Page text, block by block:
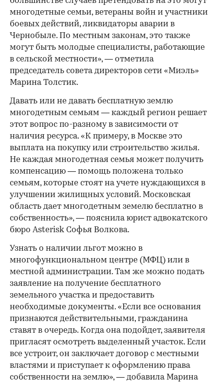
многодетные семьи, ветераны войн и участники
боевых действий, ликвидаторы аварии в
Чернобыле. По местным законам, это также
могут быть молодые специалисты, работающие
в сельской местности», — отметила
председатель совета директоров сети «Миэль»
Марина Толстик.
Давать или не давать бесплатную землю
многодетным семьям — каждый регион решает
этот вопрос по-разному в зависимости от
наличия ресурса. «К примеру, в Москве это
выплата на покупку или строительство жилья.
Не каждая многодетная семья может получить
компенсацию — помощь положена только
семьям, которые стоят на учете нуждающихся в
улучшении жилищных условий. Московская
область дает многодетным земелю бесплатно в
собственность», — пояснила юрист адвокатского
бюро Asterisk Софья Волкова.
Узнать о наличии льгот можно в
многофункциональном центре (МФЦ) или в
местной администрации. Там же можно подать
заявление на получение бесплатного
земельного участка и предоставить
необходимые документы. «Если все основания
признаются действительными, гражданина
ставят в очередь. Когда она подойдет, заявителя
пригласят осмотреть выделенный участок. Если
все устроит, он заключает договор с местными
властями и приступает к оформлению права
собственности на землю», — добавила Марина